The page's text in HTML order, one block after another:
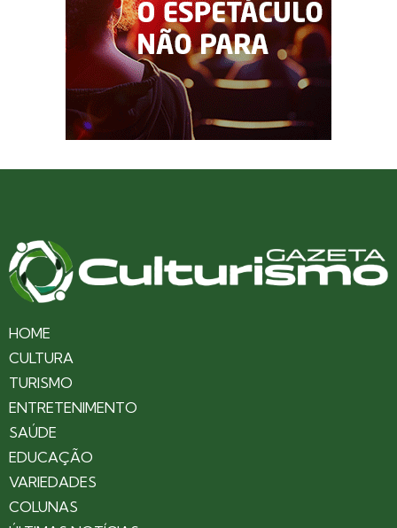
HOME
CULTURA
TURISMO
ENTRETENIMENTO
SAÚDE
EDUCAÇÃO
VARIEDADES
COLUNAS